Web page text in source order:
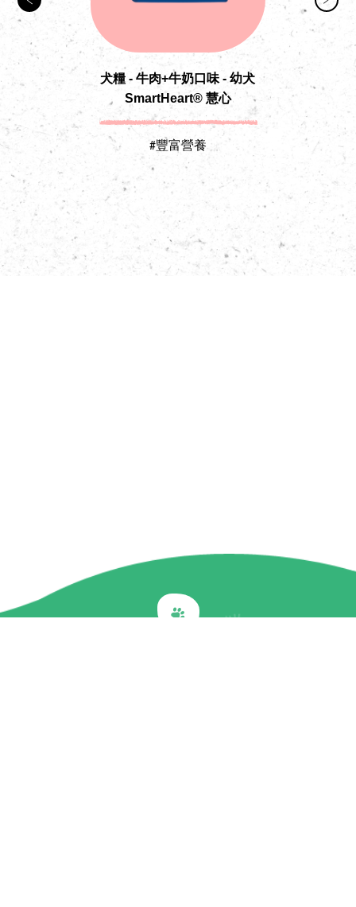
犬糧 - 牛肉+牛奶口味 - 幼犬
SmartHeart® 慧心
#豐富營養